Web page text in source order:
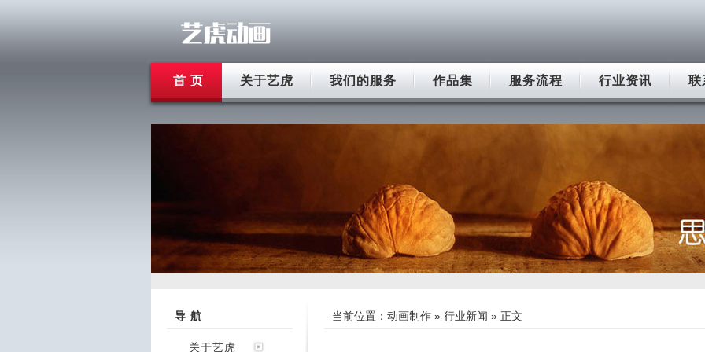
首 页 关于艺虎 我们的服务 作品集 服务流程 行业资讯 联
导 航
关于艺虎
当前位置： 动画制作 » 行业新闻 » 正文